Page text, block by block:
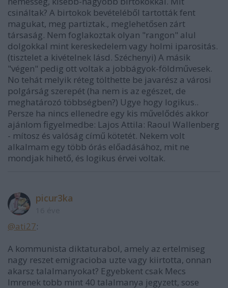
csináltak? A birtokok bevételéből tartották fent
magukat, meg partiztak., meglehetősen zárt
társaság. Nem foglakoztak olyan "rangon" alul
dolgokkal mint kereskedelem vagy holmi iparositás.
(tisztelet a kivételnek lásd. Széchenyi) A másik
"végen" pedig ott voltak a jobbágyok-földművesek.
No tehát melyik réteg tölthette be javarész a városi
polgárság szerepét (ha nem is az egészet, de
meghatározó többségben?) Ugye hogy logikus..
Persze ha nincs ellenedre egy kis művelődés akkor
ajánlom figyelmedbe: Lajos Attila: Raoul Wallenberg
- mítosz és valóság című kötetét. Nekem volt
alkalmam egy több órás előadásához, mit ne
mondjak hihető, és logikus érvei voltak.
picur3ka
@ati27:
A kommunista diktaturabol, amely az ertelmiseg
nagy reszet emigracioba uzte vagy kiirtotta, onnan
akarsz talalmanyokat? Egyebkent csak Mecs
Imrenek tobb mint 40 talalmanya jegyzett, sose